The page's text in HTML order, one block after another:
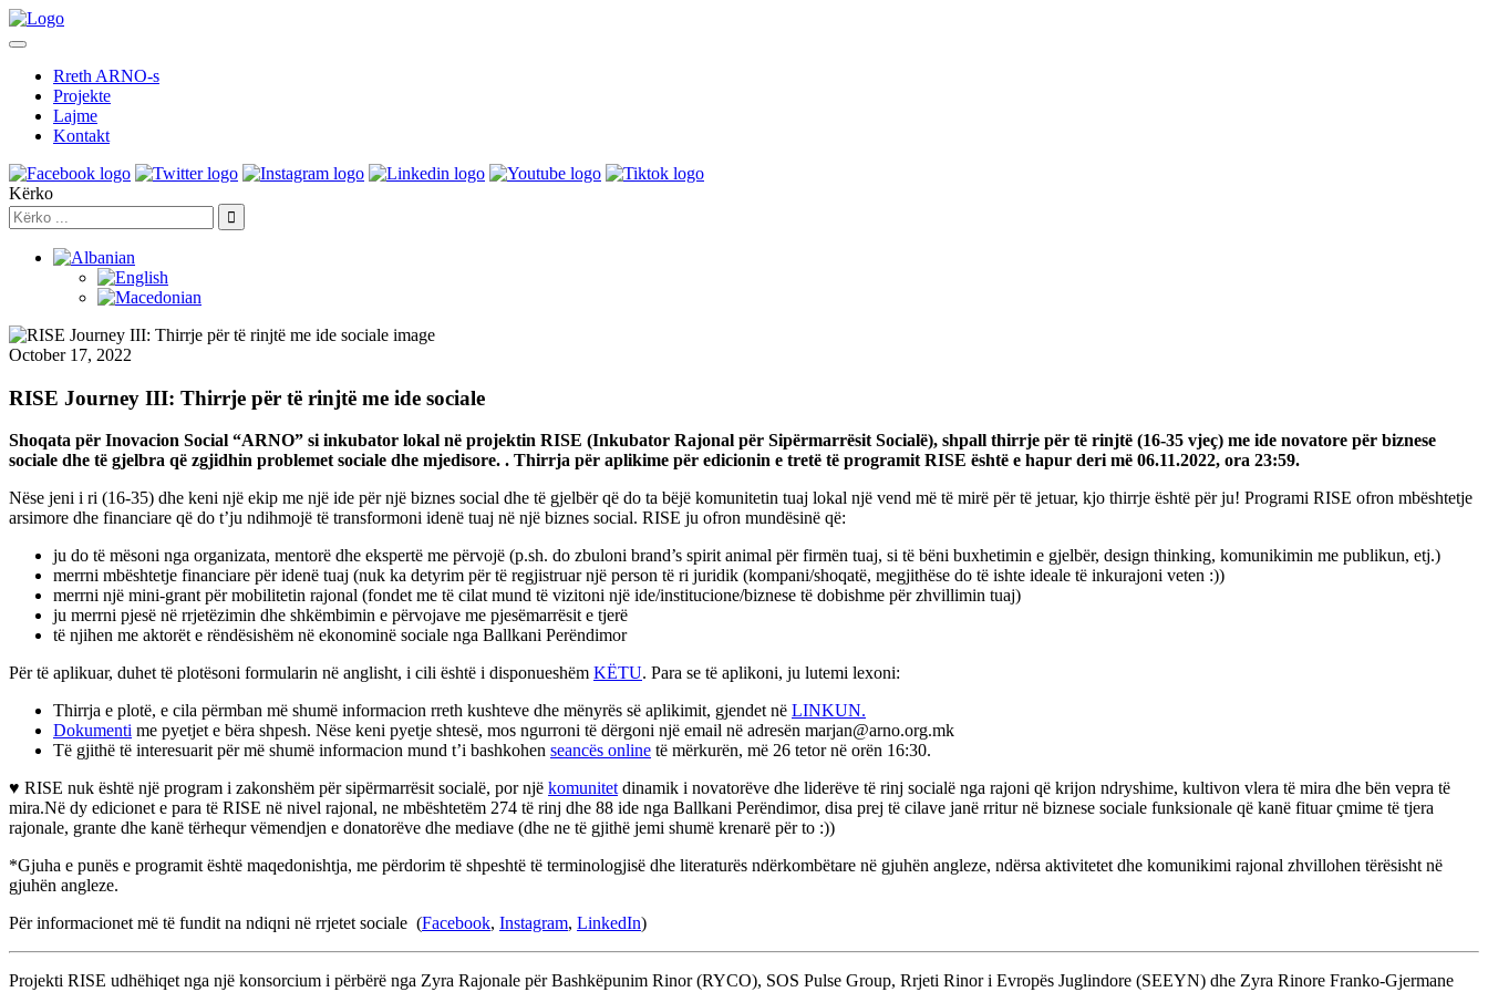
Rreth ARNO-s
Projekte
Lajme
Kontakt
Kërko
October 17, 2022
RISE Journey III: Thirrje për të rinjtë me ide sociale
Shoqata për Inovacion Social “ARNO” si inkubator lokal në projektin RISE (Inkubator Rajonal për Sipërmarrësit Socialë), shpall thirrje për të rinjtë (16-35 vjeç) me ide novatore për biznese
sociale dhe të gjelbra që zgjidhin problemet sociale dhe mjedisore. . Thirrja për aplikime për edicionin e tretë të programit RISE është e hapur deri më 06.11.2022, ora 23:59.
Nëse jeni i ri (16-35) dhe keni një ekip me një ide për një biznes social dhe të gjelbër që do ta bëjë komunitetin tuaj lokal një vend më të mirë për të jetuar, kjo thirrje është për ju! Programi RISE ofron mbështetje
arsimore dhe financiare që do t’ju ndihmojë të transformoni idenë tuaj në një biznes social. RISE ju ofron mundësinë që:
ju do të mësoni nga organizata, mentorë dhe ekspertë me përvojë (p.sh. do zbuloni brand’s spirit animal për firmën tuaj, si të bëni buxhetimin e gjelbër, design thinking, komunikimin me publikun, etj.)
merrni mbështetje financiare për idenë tuaj (nuk ka detyrim për të regjistruar një person të ri juridik (kompani/shoqatë, megjithëse do të ishte ideale të inkurajoni veten :))
merrni një mini-grant për mobilitetin rajonal (fondet me të cilat mund të vizitoni një ide/institucione/biznese të dobishme për zhvillimin tuaj)
ju merrni pjesë në rrjetëzimin dhe shkëmbimin e përvojave me pjesëmarrësit e tjerë
të njihen me aktorët e rëndësishëm në ekonominë sociale nga Ballkani Perëndimor
Për të aplikuar, duhet të plotësoni formularin në anglisht, i cili është i disponueshëm KËTU. Para se të aplikoni, ju lutemi lexoni:
Thirrja e plotë, e cila përmban më shumë informacion rreth kushteve dhe mënyrës së aplikimit, gjendet në LINKUN.
Dokumenti me pyetjet e bëra shpesh. Nëse keni pyetje shtesë, mos ngurroni të dërgoni një email në adresën marjan@arno.org.mk
Të gjithë të interesuarit për më shumë informacion mund t’i bashkohen seancës online të mërkurën, më 26 tetor në orën 16:30.
♥ RISE nuk është një program i zakonshëm për sipërmarrësit socialë, por një komunitetdinamik i novatorëve dhe liderëve të rinj socialë nga rajoni që krijon ndryshime, kultivon vlera të mira dhe bën vepra të
mira.Në dy edicionet e para të RISE në nivel rajonal, ne mbështetëm 274 të rinj dhe 88 ide nga Ballkani Perëndimor, disa prej të cilave janë rritur në biznese sociale funksionale që kanë fituar çmime të tjera
rajonale, grante dhe kanë tërhequr vëmendjen e donatorëve dhe mediave (dhe ne të gjithë jemi shumë krenarë për to :))
*Gjuha e punës e programit është maqedonishtja, me përdorim të shpeshtë të terminologjisë dhe literaturës ndërkombëtare në gjuhën angleze, ndërsa aktivitetet dhe komunikimi rajonal zhvillohen tërësisht në
gjuhën angleze.
Për informacionet më të fundit na ndiqni në rrjetet sociale (Facebook, Instagram, LinkedIn)
Projekti RISE udhëhiqet nga një konsorcium i përbërë nga Zyra Rajonale për Bashkëpunim Rinor (RYCO), SOS Pulse Group, Rrjeti Rinor i Evropës Juglindore (SEEYN) dhe Zyra Rinore Franko-Gjermane